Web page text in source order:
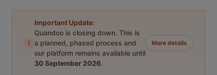
i
Important Update:
Quandoo is closing down. This is
a planned, phased process and
our platform remains available until
30 September 2026.
More details